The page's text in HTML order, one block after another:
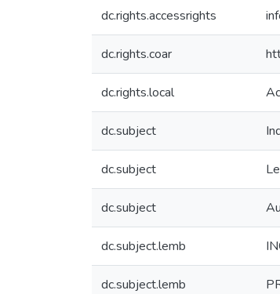
dc.rights.accessrights
dc.rights.coar
dc.rights.local
dc.subject
dc.subject
dc.subject
dc.subject.lemb
dc.subject.lemb